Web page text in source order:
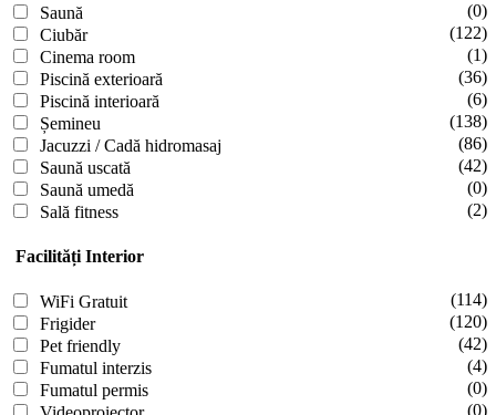
Saună
(0)
Ciubăr
(122)
Cinema room
(1)
Piscină exterioară
(36)
Piscină interioară
(6)
Șemineu
(138)
Jacuzzi / Cadă hidromasaj
(86)
Saună uscată
(42)
Saună umedă
(0)
Sală fitness
(2)
Facilități Interior
WiFi Gratuit
(114)
Frigider
(120)
Pet friendly
(42)
Fumatul interzis
(4)
Fumatul permis
(0)
(0)